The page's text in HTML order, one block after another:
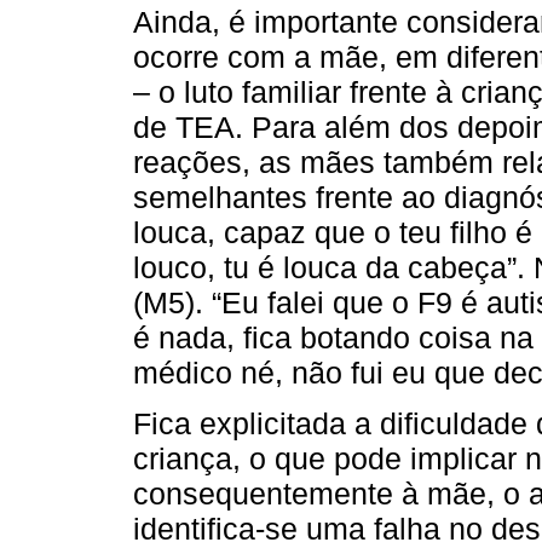
Ainda, é importante
ocorre com a mãe, em
– o luto familiar frente à
de TEA. Para além dos
reações, as mães também
semelhantes frente ao
louca, capaz que o teu filho
louco, tu é louca da cabeça”.
(M5). “Eu falei que o F9 é
é nada, fica botando coisa
médico né, não fui eu que
Fica explicitada a
criança, o que pode implicar
consequentemente à mãe, o
identifica-se uma falha no